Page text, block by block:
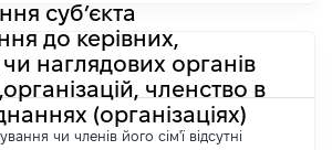
суб’єкта
до керівних,
чи наглядових органів
членство в
(організаціях)
чи членів його сім'ї відсутні